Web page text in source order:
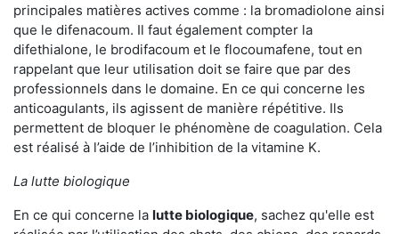
principales matières actives comme : la bromadiolone ainsi
que le difenacoum. Il faut également compter la
difethialone, le brodifacoum et le flocoumafene, tout en
rappelant que leur utilisation doit se faire que par des
professionnels dans le domaine. En ce qui concerne les
anticoagulants, ils agissent de manière répétitive. Ils
permettent de bloquer le phénomène de coagulation. Cela
est réalisé à l’aide de l’inhibition de la vitamine K.
La lutte biologique
En ce qui concerne la lutte biologique, sachez qu'elle est